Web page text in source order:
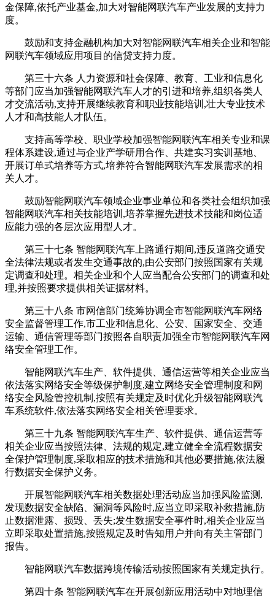
金保障,依托产业基金,加大对智能网联汽车产业发展的支持力
度。
鼓励和支持金融机构加大对智能网联汽车相关企业和智能
网联汽车领域应用项目的信贷支持力度。
第三十六条 人力资源和社会保障、教育、工业和信息化
等部门应当加强智能网联汽车人才的引进和培养,组织各类人
才交流活动,支持开展继续教育和职业技能培训,壮大专业技术
人才和高技能人才队伍。
支持高等学校、职业学校加强智能网联汽车相关专业和课
程体系建设,通过与企业产学研用合作、共建实习实训基地、
开展订单式培养等方式,培养符合智能网联汽车发展需求的相
关人才。
鼓励智能网联汽车领域企业事业单位和各类社会组织加强
智能网联汽车相关技能培训,培养掌握先进技术技能和岗位适
应能力强的各层次应用型人才。
第三十七条 智能网联汽车上路通行期间,违反道路交通安
全法律法规或者发生交通事故的,由公安部门按照国家有关规
定调查和处理。相关企业和个人应当配合公安部门的调查和处
理,并按照要求提供相关证据材料。
第三十八条 市网信部门统筹协调全市智能网联汽车网络
安全监督管理工作,市工业和信息化、公安、国家安全、交通
运输、通信管理等部门按照各自职责加强全市智能网联汽车网
络安全管理工作。
智能网联汽车生产、软件提供、通信运营等相关企业应当
依法落实网络安全等级保护制度,建立网络安全管理制度和网
络安全风险管控机制,按照有关规定及时优化升级智能网联汽
车系统软件,依法落实网络安全相关管理要求。
第三十九条 智能网联汽车生产、软件提供、通信运营等
相关企业应当按照法律、法规的规定,建立健全全流程数据安
全保护管理制度,采取相应的技术措施和其他必要措施,依法履
行数据安全保护义务。
开展智能网联汽车相关数据处理活动应当加强风险监测,
发现数据安全缺陷、漏洞等风险时,应当立即采取补救措施,防
止数据泄露、损毁、丢失;发生数据安全事件时,相关企业应当
立即采取处置措施,按照规定及时告知用户并向有关主管部门
报告。
智能网联汽车数据跨境传输活动按照国家有关规定执行。
第四十条 智能网联汽车在开展创新应用活动中对地理信